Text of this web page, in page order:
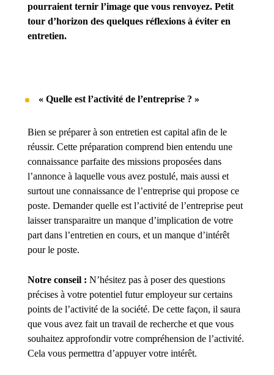
pourraient ternir l’image que vous renvoyez. Petit
tour d’horizon des quelques réflexions à éviter en
entretien.
« Quelle est l’activité de l’entreprise ? »
Bien se préparer à son entretien est capital afin de le
réussir. Cette préparation comprend bien entendu une
connaissance parfaite des missions proposées dans
l’annonce à laquelle vous avez postulé, mais aussi et
surtout une connaissance de l’entreprise qui propose ce
poste. Demander quelle est l’activité de l’entreprise peut
laisser transparaitre un manque d’implication de votre
part dans l’entretien en cours, et un manque d’intérêt
pour le poste.
Notre conseil : N’hésitez pas à poser des questions
précises à votre potentiel futur employeur sur certains
points de l’activité de la société. De cette façon, il saura
que vous avez fait un travail de recherche et que vous
souhaitez approfondir votre compréhension de l’activité.
Cela vous permettra d’appuyer votre intérêt.